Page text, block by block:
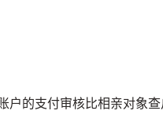
户的支付审核比相亲对象查